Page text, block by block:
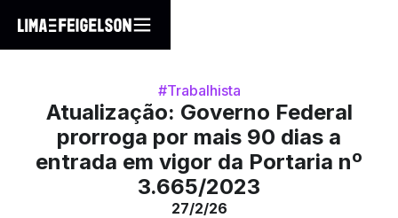
#Trabalhista
Atualização: Governo Federal
prorroga por mais 90 dias a
entrada em vigor da Portaria nº
3.665/2023
27/2/26